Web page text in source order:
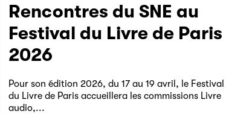
Rencontres du SNE au
Festival du Livre de Paris
2026
Pour son édition 2026, du 17 au 19 avril, le Festival
du Livre de Paris accueillera les commissions Livre
audio,...